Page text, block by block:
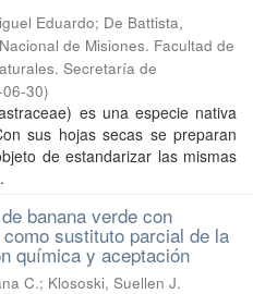
Eduardo; De Battista,
de Misiones. Facultad de
Secretaría de
30)
es una especie nativa
sus hojas secas se preparan
de estandarizar las mismas
banana verde con
sustituto parcial de la
química y aceptación
C.; Klososki, Suellen J.